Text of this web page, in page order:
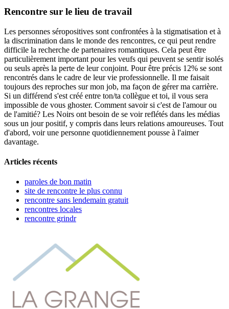
Rencontre sur le lieu de travail
Les personnes séropositives sont confrontées à la stigmatisation et à
la discrimination dans le monde des rencontres, ce qui peut rendre
difficile la recherche de partenaires romantiques. Cela peut être
particulièrement important pour les veufs qui peuvent se sentir isolés
ou seuls après la perte de leur conjoint. Pour être précis 12% se sont
rencontrés dans le cadre de leur vie professionnelle. Il me faisait
toujours des reproches sur mon job, ma façon de gérer ma carrière.
Si un différend s'est créé entre ton/ta collègue et toi, il vous sera
impossible de vous ghoster. Comment savoir si c'est de l'amour ou
de l'amitié? Les Noirs ont besoin de se voir reflétés dans les médias
sous un jour positif, y compris dans leurs relations amoureuses. Tout
d'abord, voir une personne quotidiennement pousse à l'aimer
davantage.
Articles récents
paroles de bon matin
site de rencontre le plus connu
rencontre sans lendemain gratuit
rencontres locales
rencontre grindr